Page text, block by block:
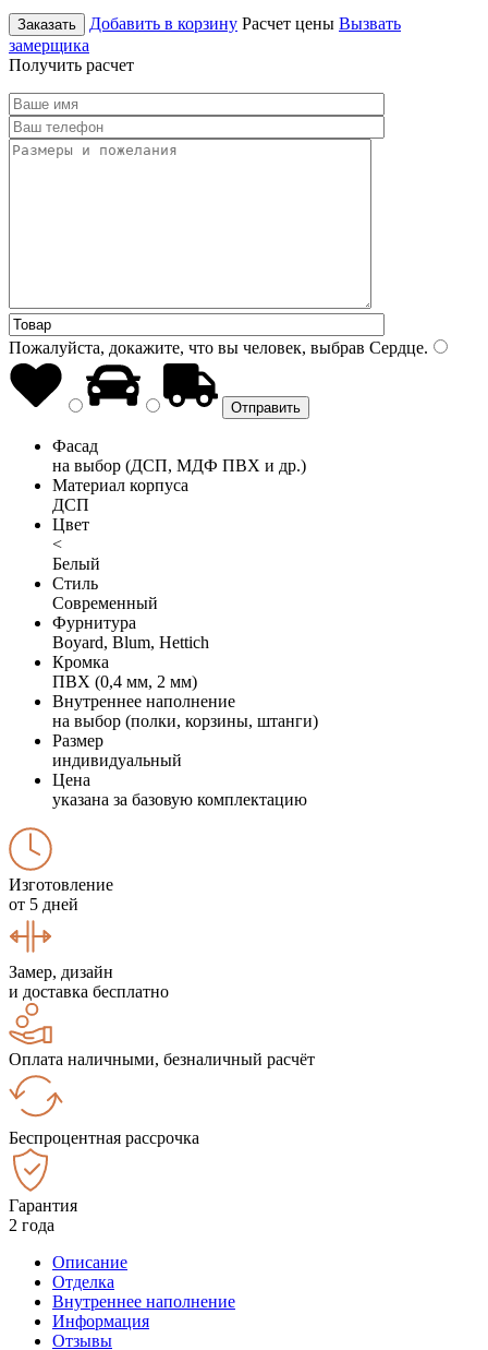
Заказать Добавить в корзину Расчет цены Вызвать
замерщика
Получить расчет
Пожалуйста, докажите, что вы человек, выбрав Сердце.
Фасад
на выбор (ДСП, МДФ ПВХ и др.)
Материал корпуса
ДСП
Цвет
<
Белый
Стиль
Современный
Фурнитура
Boyard, Blum, Hettich
Кромка
ПВХ (0,4 мм, 2 мм)
Внутреннее наполнение
на выбор (полки, корзины, штанги)
Размер
индивидуальный
Цена
указана за базовую комплектацию
Изготовление
от 5 дней
Замер, дизайн
и доставка бесплатно
Оплата наличными, безналичный расчёт
Беспроцентная рассрочка
Гарантия
2 года
Описание
Отделка
Внутреннее наполнение
Информация
Отзывы